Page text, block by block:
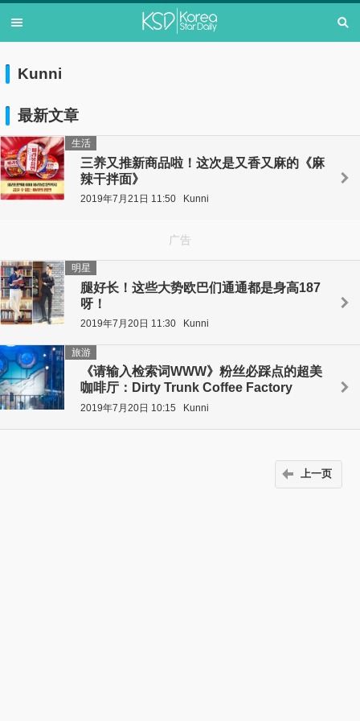
Kunni
最新文章
三养又推新商品啦！这次是又香又麻的《麻
辣干拌面》
生活
2019年7月21日 11:50 Kunni
广告
腿好长！这些大势欧巴们通通都是身高187
呀！
明星
2019年7月20日 11:30 Kunni
《请输入检索词WWW》粉丝必踩点的超美
咖啡厅：Dirty Trunk Coffee Factory
旅游
2019年7月20日 10:15 Kunni
上一页